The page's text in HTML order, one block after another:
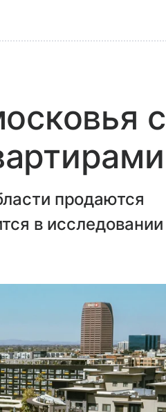
с
продаются
в исследовании